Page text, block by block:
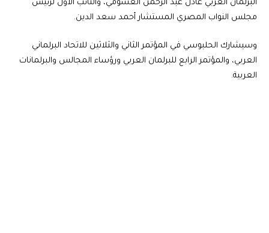
البرلمان العربي عادل عبد الرحمن العسومي، والنائب الأول لرئيس
مجلس النواب المصري المستشار أحمد سعد الدين.
وسيشارك الحلبوسي في المؤتمر الثاني والثلاثين للاتحاد البرلماني
العربي، والمؤتمر الرابع للبرلمان العربي ورؤساء المجالس والبرلمانات
العربية.